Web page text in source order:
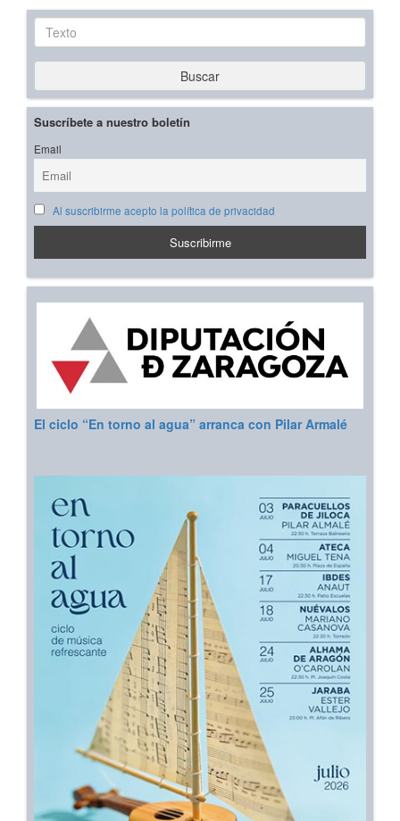
Texto
Buscar
Suscríbete a nuestro boletín
Email
Al suscribirme acepto la política de privacidad
El ciclo “En torno al agua” arranca con Pilar Armalé